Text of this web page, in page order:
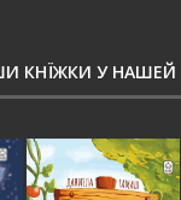
КНЇЖКИ У НАШЕЙ